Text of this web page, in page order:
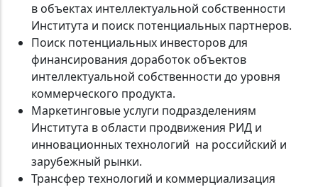
в объектах интеллектуальной собственности
Института и поиск потенциальных партнеров.
Поиск потенциальных инвесторов для
финансирования доработок объектов
интеллектуальной собственности до уровня
коммерческого продукта.
Маркетинговые услуги подразделениям
Института в области продвижения РИД и
инновационных технологий на российский и
зарубежный рынки.
Трансфер технологий и коммерциализация